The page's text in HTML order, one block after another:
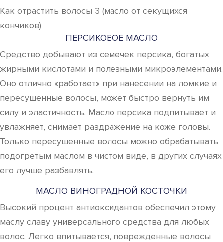
Как отрастить волосы 3 (масло от секущихся
кончиков)
ПЕРСИКОВОЕ МАСЛО
Средство добывают из семечек персика, богатых
жирными кислотами и полезными микроэлементами.
Оно отлично «работает» при нанесении на ломкие и
пересушенные волосы, может быстро вернуть им
силу и эластичность. Масло персика подпитывает и
увлажняет, снимает раздражение на коже головы.
Только пересушенные волосы можно обрабатывать
подогретым маслом в чистом виде, в других случаях
его лучше разбавлять.
МАСЛО ВИНОГРАДНОЙ КОСТОЧКИ
Высокий процент антиоксидантов обеспечил этому
маслу славу универсального средства для любых
волос. Легко впитывается, поврежденные волосы